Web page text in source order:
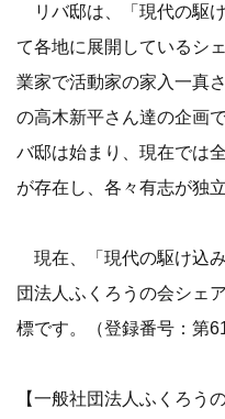
リバ邸は、「現代の駆
て各地に展開しているシ
業家で活動家の家入一真
の高木新平さん達の企画
バ邸は始まり、現在では
が存在し、各々有志が独
現在、「現代の駆け込
団法人ふくろうの会シェ
標です。（登録番号：第
【一般社団法人ふくろう